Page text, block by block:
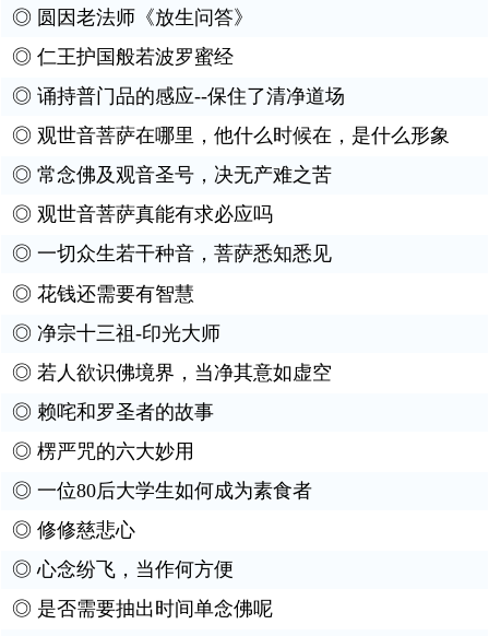
◎ 圆因老法师《放生问答》
◎ 仁王护国般若波罗蜜经
◎ 诵持普门品的感应--保住了清净道场
◎ 观世音菩萨在哪里，他什么时候在，是什么形象
◎ 常念佛及观音圣号，决无产难之苦
◎ 观世音菩萨真能有求必应吗
◎ 一切众生若干种音，菩萨悉知悉见
◎ 花钱还需要有智慧
◎ 净宗十三祖-印光大师
◎ 若人欲识佛境界，当净其意如虚空
◎ 赖咤和罗圣者的故事
◎ 楞严咒的六大妙用
◎ 一位80后大学生如何成为素食者
◎ 修修慈悲心
◎心念纷飞，当作何方便
◎ 是否需要抽出时间单念佛呢